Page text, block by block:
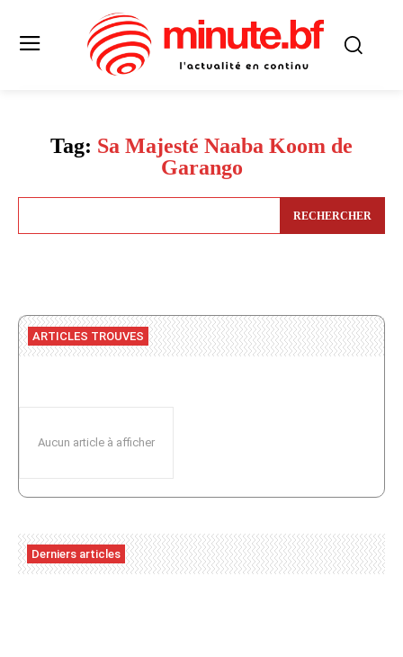
Tag: Sa Majesté Naaba Koom de
Garango
RECHERCHER
ARTICLES TROUVES
Aucun article à afficher
Derniers articles